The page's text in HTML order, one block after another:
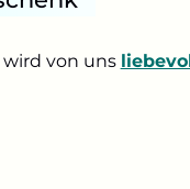
von uns